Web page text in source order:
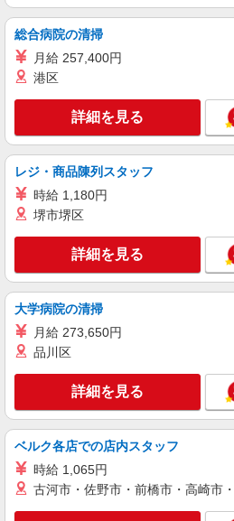
パート
ライフ新御徒町店（店舗コード617）
ライフ新御徒町
キープ
アルバイト
ライフ新御徒町店（店舗コード617）
作業場清掃
時給1,235円以上
ライフ新御徒町
キープ
ライフ新御徒町店（店舗コード617）
ライフ新御徒町
キープ
総合病院の清掃
月給 257,400円
港区
詳細を見る
レジ・商品陳列スタッフ
時給 1,180円
堺市堺区
詳細を見る
大学病院の清掃
月給 273,650円
品川区
詳細を見る
ベルク各店での店内スタッフ
時給 1,065円
古河市・佐野市・前橋市・高崎市